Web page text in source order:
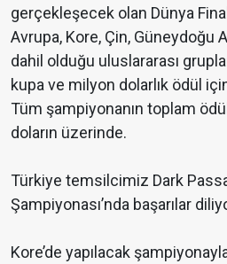
gerçekleşecek olan Dünya
Avrupa, Kore, Çin, Güneydoğu
dahil olduğu uluslararası
kupa ve milyon dolarlık ödül
Tüm şampiyonanın toplam
doların üzerinde.
Türkiye temsilcimiz Dark
Şampiyonası’nda başarılar
Kore’de yapılacak